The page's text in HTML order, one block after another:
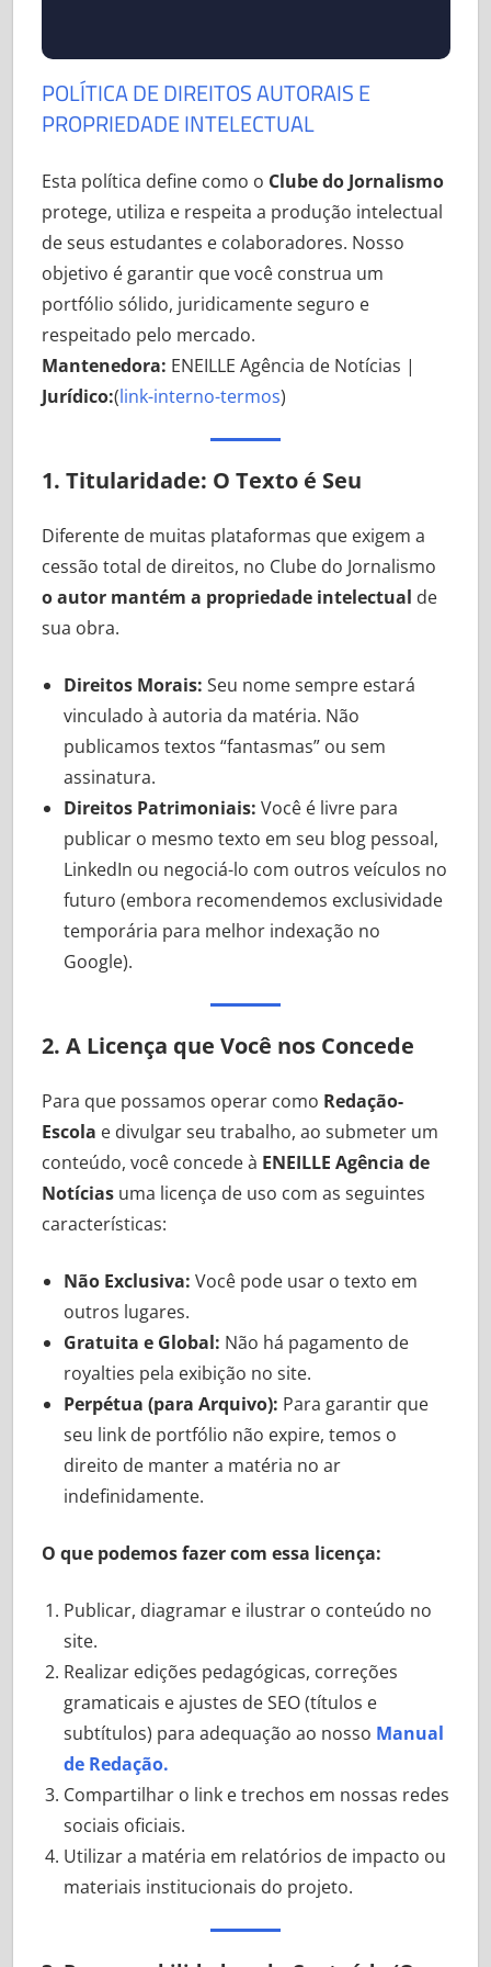
ganham
prática
mentoria,
portfólio
validado
e
experiência
antes
do
primeiro
POLÍTICA DE DIREITOS AUTORAIS E
PROPRIEDADE INTELECTUAL
Esta política define como o Clube do Jornalismo
protege, utiliza e respeita a produção intelectual
de seus estudantes e colaboradores. Nosso
objetivo é garantir que você construa um
portfólio sólido, juridicamente seguro e
respeitado pelo mercado.
Mantenedora: ENEILLE Agência de Notícias |
Jurídico:(link-interno-termos)
1. Titularidade: O Texto é Seu
Diferente de muitas plataformas que exigem a
cessão total de direitos, no Clube do Jornalismo
o autor mantém a propriedade intelectual de
sua obra.
Direitos Morais: Seu nome sempre estará
vinculado à autoria da matéria. Não
publicamos textos “fantasmas” ou sem
assinatura.
Direitos Patrimoniais: Você é livre para
publicar o mesmo texto em seu blog pessoal,
LinkedIn ou negociá-lo com outros veículos no
futuro (embora recomendemos exclusividade
temporária para melhor indexação no
Google).
2. A Licença que Você nos Concede
Para que possamos operar como Redação-
Escola e divulgar seu trabalho, ao submeter um
conteúdo, você concede à ENEILLE Agência de
Notíciasuma licença de uso com as seguintes
características:
Não Exclusiva: Você pode usar o texto em
outros lugares.
Gratuita e Global: Não há pagamento de
royalties pela exibição no site.
Perpétua (para Arquivo): Para garantir que
seu link de portfólio não expire, temos o
direito de manter a matéria no ar
indefinidamente.
O que podemos fazer com essa licença:
Publicar, diagramar e ilustrar o conteúdo no
site.
Realizar edições pedagógicas, correções
gramaticais e ajustes de SEO (títulos e
subtítulos) para adequação ao nosso Manual
de Redação.
Compartilhar o link e trechos em nossas redes
sociais oficiais.
Utilizar a matéria em relatórios de impacto ou
materiais institucionais do projeto.